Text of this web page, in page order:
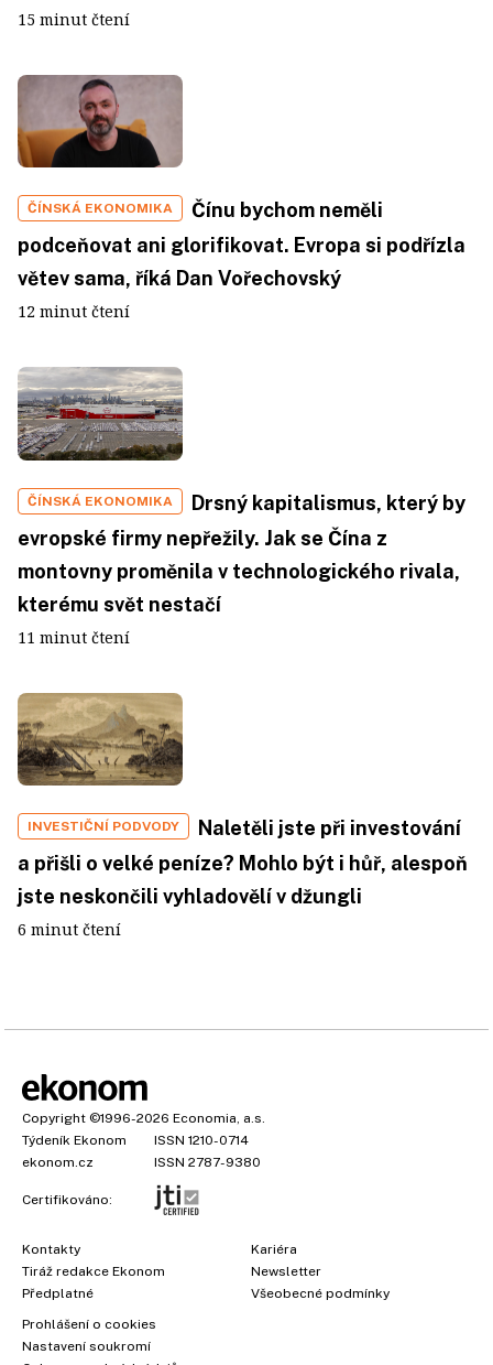
15 minut čtení
ČÍNSKÁ EKONOMIKA
Čínu bychom neměli
podceňovat ani glorifikovat. Evropa si podřízla
větev sama, říká Dan Vořechovský
12 minut čtení
ČÍNSKÁ EKONOMIKA
Drsný kapitalismus, který by
evropské firmy nepřežily. Jak se Čína z
montovny proměnila v technologického rivala,
kterému svět nestačí
11 minut čtení
INVESTIČNÍ PODVODY
Naletěli jste při investování
a přišli o velké peníze? Mohlo být i hůř, alespoň
jste neskončili vyhladovělí v džungli
6 minut čtení
Copyright ©1996-2026 Economia, a.s.
Týdeník Ekonom
ISSN 1210-0714
ekonom.cz
ISSN 2787-9380
Certifikováno:
Kontakty
Tiráž redakce Ekonom
Předplatné
Kariéra
Newsletter
Všeobecné podmínky
Prohlášení o cookies
Nastavení soukromí